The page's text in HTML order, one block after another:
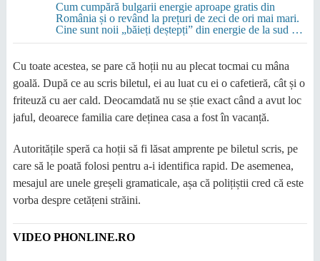
Cum cumpără bulgarii energie aproape gratis din
România și o revând la prețuri de zeci de ori mai mari.
Cine sunt noii „băieți deștepți” din energie de la sud de
Dunăre
Cu toate acestea, se pare că hoții nu au plecat tocmai cu mâna
goală. După ce au scris biletul, ei au luat cu ei o cafetieră, cât și o
friteuză cu aer cald. Deocamdată nu se știe exact când a avut loc
jaful, deoarece familia care deținea casa a fost în vacanță.
Autoritățile speră ca hoții să fi lăsat amprente pe biletul scris, pe
care să le poată folosi pentru a-i identifica rapid. De asemenea,
mesajul are unele greșeli gramaticale, așa că polițiștii cred că este
vorba despre cetățeni străini.
VIDEO PHONLINE.RO